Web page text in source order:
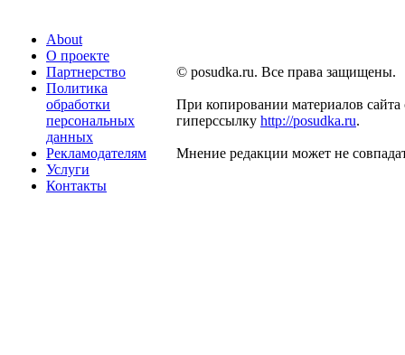
About
О проекте
Партнерство
Политика
обработки
персональных
данных
Рекламодателям
Услуги
Контакты
© posudka.ru. Все права защищены.
При копировании материалов сайта
гиперссылку http://posudka.ru.
Мнение редакции может не